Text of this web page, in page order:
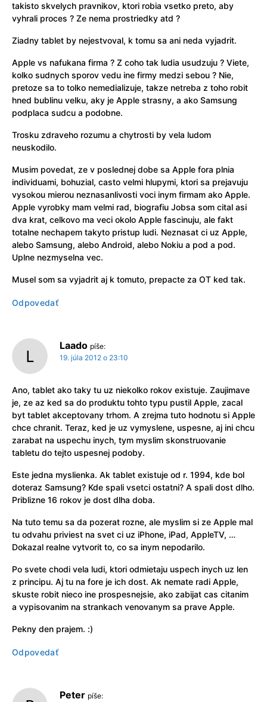
takisto skvelych pravnikov, ktori robia vsetko preto, aby
vyhrali proces ? Ze nema prostriedky atd ?
Ziadny tablet by nejestvoval, k tomu sa ani neda vyjadrit.
Apple vs nafukana firma ? Z coho tak ludia usudzuju ? Viete,
kolko sudnych sporov vedu ine firmy medzi sebou ? Nie,
pretoze sa to tolko nemedializuje, takze netreba z toho robit
hned bublinu velku, aky je Apple strasny, a ako Samsung
podplaca sudcu a podobne.
Trosku zdraveho rozumu a chytrosti by vela ludom
neuskodilo.
Musim povedat, ze v poslednej dobe sa Apple fora plnia
individuami, bohuzial, casto velmi hlupymi, ktori sa prejavuju
vysokou mierou neznasanlivosti voci inym firmam ako Apple.
Apple vyrobky mam velmi rad, biografiu Jobsa som cital asi
dva krat, celkovo ma veci okolo Apple fascinuju, ale fakt
totalne nechapem takyto pristup ludi. Neznasat ci uz Apple,
alebo Samsung, alebo Android, alebo Nokiu a pod a pod.
Uplne nezmyselna vec.
Musel som sa vyjadrit aj k tomuto, prepacte za OT ked tak.
Odpovedať
Laado píše:
19. júla 2012 o 23:10
Ano, tablet ako taky tu uz niekolko rokov existuje. Zaujimave
je, ze az ked sa do produktu tohto typu pustil Apple, zacal
byt tablet akceptovany trhom. A zrejma tuto hodnotu si Apple
chce chranit. Teraz, ked je uz vymyslene, uspesne, aj ini chcu
zarabat na uspechu inych, tym myslim skonstruovanie
tabletu do tejto uspesnej podoby.
Este jedna myslienka. Ak tablet existuje od r. 1994, kde bol
doteraz Samsung? Kde spali vsetci ostatni? A spali dost dlho.
Priblizne 16 rokov je dost dlha doba.
Na tuto temu sa da pozerat rozne, ale myslim si ze Apple mal
tu odvahu priviest na svet ci uz iPhone, iPad, AppleTV, …
Dokazal realne vytvorit to, co sa inym nepodarilo.
Po svete chodi vela ludi, ktori odmietaju uspech inych uz len
z principu. Aj tu na fore je ich dost. Ak nemate radi Apple,
skuste robit nieco ine prospesnejsie, ako zabijat cas citanim
a vypisovanim na strankach venovanym sa prave Apple.
Pekny den prajem. :)
Odpovedať
Peter píše: